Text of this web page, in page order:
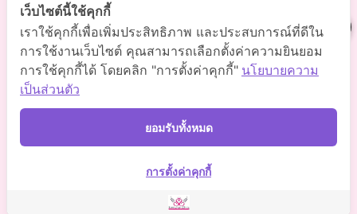
@somchai-clinic (มี@)
Somchaiclinic คลินิกแพทย์สมชาย
Somchaiclinic
2021 Somchai Clinic. All Rights Reserved. Powered by
เว็บไซต์นี้ใช้คุกกี้
เราใช้คุกกี้เพื่อเพิ่มประสิทธิภาพ และประสบการณ์ที่ดีใน
การใช้งานเว็บไซต์ คุณสามารถเลือกตั้งค่าความยินยอม
การใช้คุกกี้ได้ โดยคลิก "การตั้งค่าคุกกี้" นโยบายความ
เป็นส่วนตัว
ยอมรับทั้งหมด
การตั้งค่าคุกกี้